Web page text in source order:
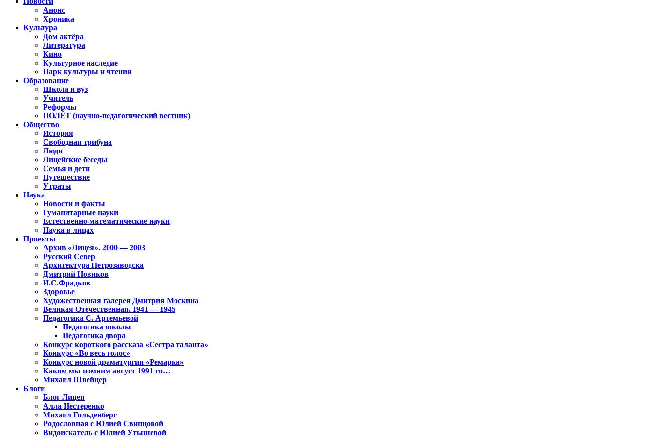
Анонс
Хроника
Культура
Дом актёра
Литература
Кино
Культурное наследие
Парк культуры и чтения
Образование
Школа и вуз
Учитель
Реформы
ПОЛЁТ (научно-педагогический вестник)
Общество
История
Свободная трибуна
Люди
Лицейские беседы
Семья и дети
Путешествие
Утраты
Наука
Новости и факты
Гуманитарные науки
Естественно-математические науки
Наука в лицах
Проекты
Архив «Лицея». 2000 — 2003
Русский Север
Архитектура Петрозаводска
Дмитрий Новиков
И.С.Фрадков
Здоровье
Художественная галерея Дмитрия Москина
Великая Отечественная. 1941 — 1945
Педагогика С. Артемьевой
Педагогика школы
Педагогика двора
Конкурс короткого рассказа «Сестра таланта»
Конкурс «Во весь голос»
Конкурс новой драматургии «Ремарка»
Каким мы помним август 1991-го…
Михаил Швейцер
Блоги
Блог Лицея
Алла Нестеренко
Михаил Гольденберг
Родословная с Юлией Свинцовой
Видоискатель с Юлией Утышевой